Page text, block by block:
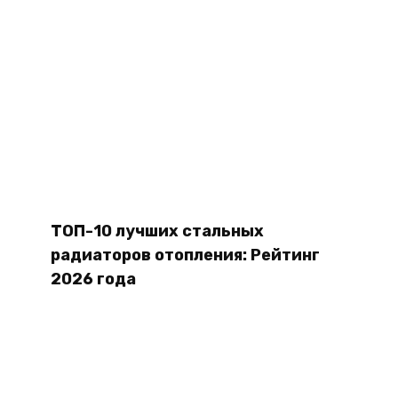
ТОП-10 лучших стальных
радиаторов отопления: Рейтинг
2026 года